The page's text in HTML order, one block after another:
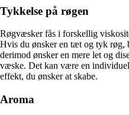
Tykkelse på røgen
Røgvæsker fås i forskellig
Hvis du ønsker en tæt og tyk
derimod ønsker en mere let og
væske. Det kan være en
effekt, du ønsker at skabe.
Aroma